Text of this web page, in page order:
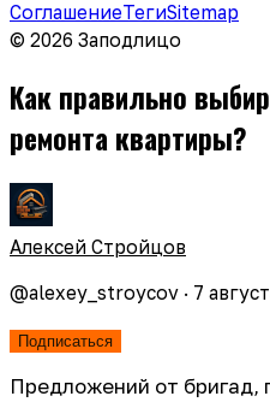
СоглашениеТегиSitemap
© 2026 Заподлицо
Как правильно
ремонта квартиры?
Алексей Стройцов
@alexey_stroycov · 7
Подписаться
Предложений от бригад,